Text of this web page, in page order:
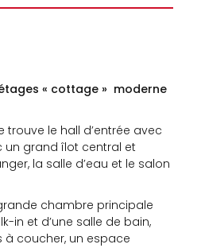
« cottage » moderne
trouve le hall d’entrée avec
un grand îlot central et
la salle d’eau et le salon
chambre principale
in et d’une salle de bain,
à coucher, un espace